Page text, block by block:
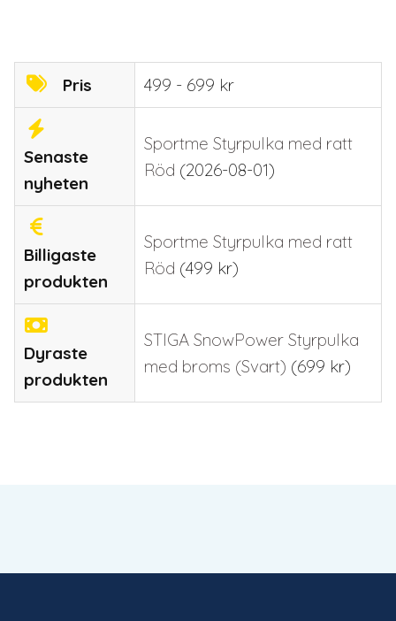
Pris 499 - 699 kr
Senaste
nyheten
Sportme Styrpulka med ratt
Röd (2026-08-01)
Billigaste
produkten
Sportme Styrpulka med ratt
Röd (499 kr)
Dyraste
produkten
STIGA SnowPower Styrpulka
med broms (Svart) (699 kr)